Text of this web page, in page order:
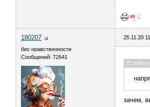
180207
бес нравственности
Сообщений: 72641
25.11.20
В ответ
зачем,